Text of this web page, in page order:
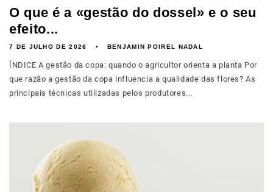
O que é a «gestão do dossel» e o seu
efeito...
7 DE JULHO DE 2026 BENJAMIN POIREL NADAL
ÍNDICE A gestão da copa: quando o agricultor orienta a planta Por
que razão a gestão da copa influencia a qualidade das flores? As
principais técnicas utilizadas pelos produtores...